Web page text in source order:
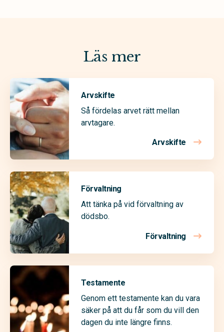
Läs mer
Arvskifte
Så fördelas arvet rätt mellan
arvtagare.
Arvskifte
Förvaltning
Att tänka på vid förvaltning av
dödsbo.
Förvaltning
Testamente
Genom ett testamente kan du vara
säker på att du får som du vill den
dagen du inte längre finns.